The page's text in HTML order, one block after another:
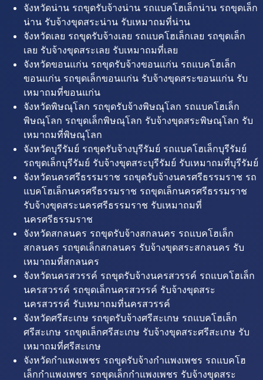
จังหวัดน่าน รถขุดรับจ้างน่าน รถแบคโฮเล็กน่าน รถขุดเล็ก
น่าน รับจ้างขุดสระน่าน รับเหมาถมที่น่าน
จังหวัดเลย รถขุดรับจ้างเลย รถแบคโฮเล็กเลย รถขุดเล็ก
เลย รับจ้างขุดสระเลย รับเหมาถมที่เลย
จังหวัดขอนแก่น รถขุดรับจ้างขอนแก่น รถแบคโฮเล็ก
ขอนแก่น รถขุดเล็กขอนแก่น รับจ้างขุดสระขอนแก่น รับ
เหมาถมที่ขอนแก่น
จังหวัดพิษณุโลก รถขุดรับจ้างพิษณุโลก รถแบคโฮเล็ก
พิษณุโลก รถขุดเล็กพิษณุโลก รับจ้างขุดสระพิษณุโลก รับ
เหมาถมที่พิษณุโลก
จังหวัดบุรีรัมย์ รถขุดรับจ้างบุรีรัมย์ รถแบคโฮเล็กบุรีรัมย์
รถขุดเล็กบุรีรัมย์ รับจ้างขุดสระบุรีรัมย์ รับเหมาถมที่บุรีรัมย์
จังหวัดนครศรีธรรมราช รถขุดรับจ้างนครศรีธรรมราช รถ
แบคโฮเล็กนครศรีธรรมราช รถขุดเล็กนครศรีธรรมราช
รับจ้างขุดสระนครศรีธรรมราช รับเหมาถมที่
นครศรีธรรมราช
จังหวัดสกลนคร รถขุดรับจ้างสกลนคร รถแบคโฮเล็ก
สกลนคร รถขุดเล็กสกลนคร รับจ้างขุดสระสกลนคร รับ
เหมาถมที่สกลนคร
จังหวัดนครสวรรค์ รถขุดรับจ้างนครสวรรค์ รถแบคโฮเล็ก
นครสวรรค์ รถขุดเล็กนครสวรรค์ รับจ้างขุดสระ
นครสวรรค์ รับเหมาถมที่นครสวรรค์
จังหวัดศรีสะเกษ รถขุดรับจ้างศรีสะเกษ รถแบคโฮเล็ก
ศรีสะเกษ รถขุดเล็กศรีสะเกษ รับจ้างขุดสระศรีสะเกษ รับ
เหมาถมที่ศรีสะเกษ
จังหวัดกำแพงเพชร รถขุดรับจ้างกำแพงเพชร รถแบคโฮ
เล็กกำแพงเพชร รถขุดเล็กกำแพงเพชร รับจ้างขุดสระ